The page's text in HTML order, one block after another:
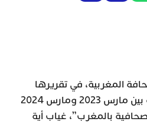
المغربية، في تقريرها
السنوي في الفترة الممتدة بين مارس 2023 ومارس 2024
بالمغرب”، غياب أية